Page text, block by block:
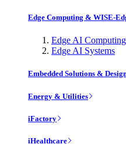
Edge Computing & WISE-
Edge AI
Edge AI Systems
Embedded Solutions &
Energy & Utilities
iFactory
iHealthcare